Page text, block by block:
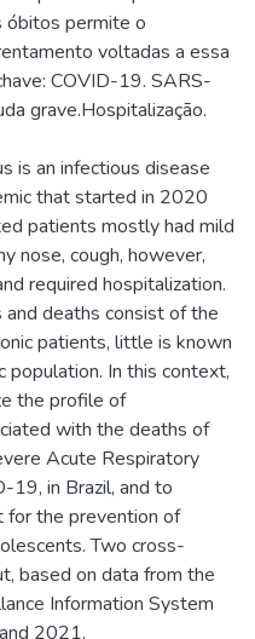
óbitos permite o
voltadas a essa
COVID-19. SARS-
grave.Hospitalização.
is an infectious disease
that started in 2020
patients mostly had mild
nose, cough, however,
required hospitalization.
deaths consist of the
patients, little is known
population. In this context,
the profile of
with the deaths of
Acute Respiratory
19, in Brazil, and to
for the prevention of
Two cross-
based on data from the
Information System
2021.